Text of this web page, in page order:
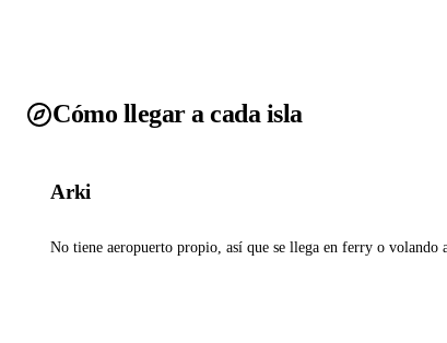
Cómo llegar a cada isla
Arki
No tiene aeropuerto propio, así que se llega en ferry o volando